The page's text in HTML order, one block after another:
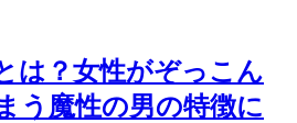
は？女性がぞっこん
う魔性の男の特徴に